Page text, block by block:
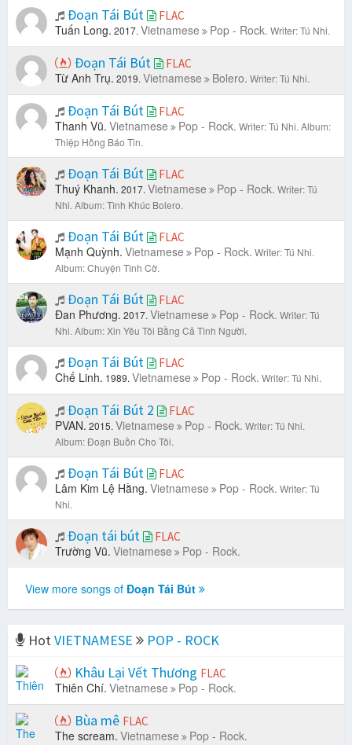
Đoạn Tái Bút FLAC
Tuấn Long. 2017. Vietnamese Pop - Rock. Writer: Tú Nhi.
Đoạn Tái Bút FLAC
Từ Anh Trụ. 2019. Vietnamese Bolero. Writer: Tú Nhi.
Đoạn Tái Bút FLAC
Thanh Vũ. Vietnamese Pop - Rock. Writer: Tú Nhi. Album:
Thiệp Hồng Báo Tin.
Đoạn Tái Bút FLAC
Thuý Khanh. 2017. Vietnamese Pop - Rock. Writer: Tú
Nhi. Album: Tình Khúc Bolero.
Đoạn Tái Bút FLAC
Mạnh Quỳnh. Vietnamese Pop - Rock. Writer: Tú Nhi.
Album: Chuyện Tình Cờ.
Đoạn Tái Bút FLAC
Đan Phương. 2017. Vietnamese Pop - Rock. Writer: Tú
Nhi. Album: Xin Yêu Tôi Bằng Cả Tình Người.
Đoạn Tái Bút FLAC
Chế Linh. 1989. Vietnamese Pop - Rock. Writer: Tú Nhi.
Đoạn Tái Bút 2 FLAC
PVAN. 2015. Vietnamese Pop - Rock. Writer: Tú Nhi.
Album: Đoạn Buồn Cho Tôi.
Đoạn Tái Bút FLAC
Lâm Kim Lệ Hằng. Vietnamese Pop - Rock. Writer: Tú
Nhi.
Đoạn tái bút FLAC
Trường Vũ. Vietnamese Pop - Rock.
View more songs of Đoạn Tái Bút
HotVIETNAMESE
POP - ROCK
Khâu Lại Vết Thương FLAC
Thiên Chí. Vietnamese Pop - Rock.
Bùa mê FLAC
The scream. Vietnamese Pop - Rock.